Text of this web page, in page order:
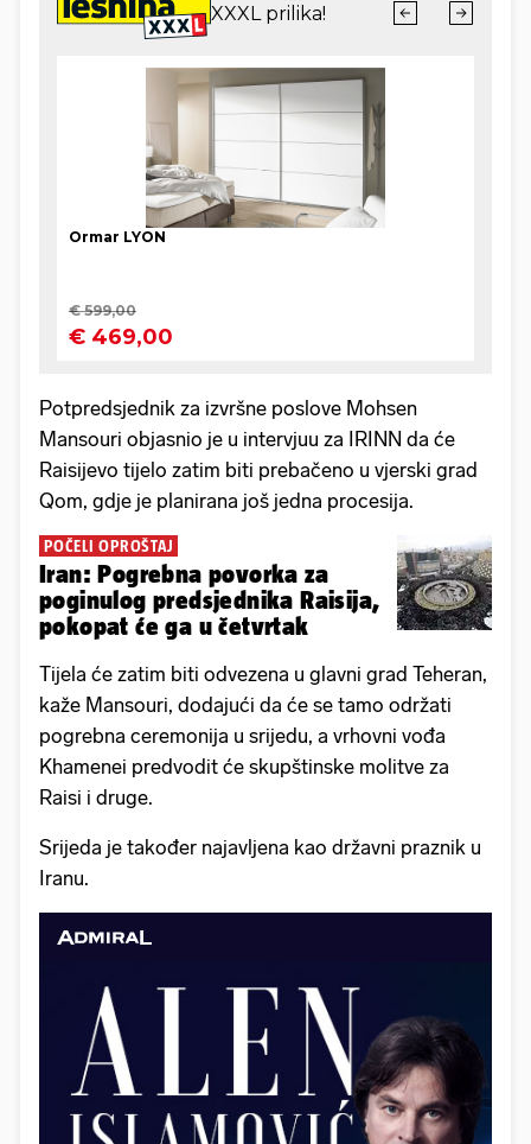
Potpredsjednik za izvršne poslove Mohsen
Mansouri objasnio je u intervjuu za IRINN da će
Raisijevo tijelo zatim biti prebačeno u vjerski grad
Qom, gdje je planirana još jedna procesija.
POČELI OPROŠTAJ
Iran: Pogrebna povorka za
poginulog predsjednika Raisija,
pokopat će ga u četvrtak
Tijela će zatim biti odvezena u glavni grad Teheran,
kaže Mansouri, dodajući da će se tamo održati
pogrebna ceremonija u srijedu, a vrhovni vođa
Khamenei predvodit će skupštinske molitve za
Raisi i druge.
Srijeda je također najavljena kao državni praznik u
Iranu.